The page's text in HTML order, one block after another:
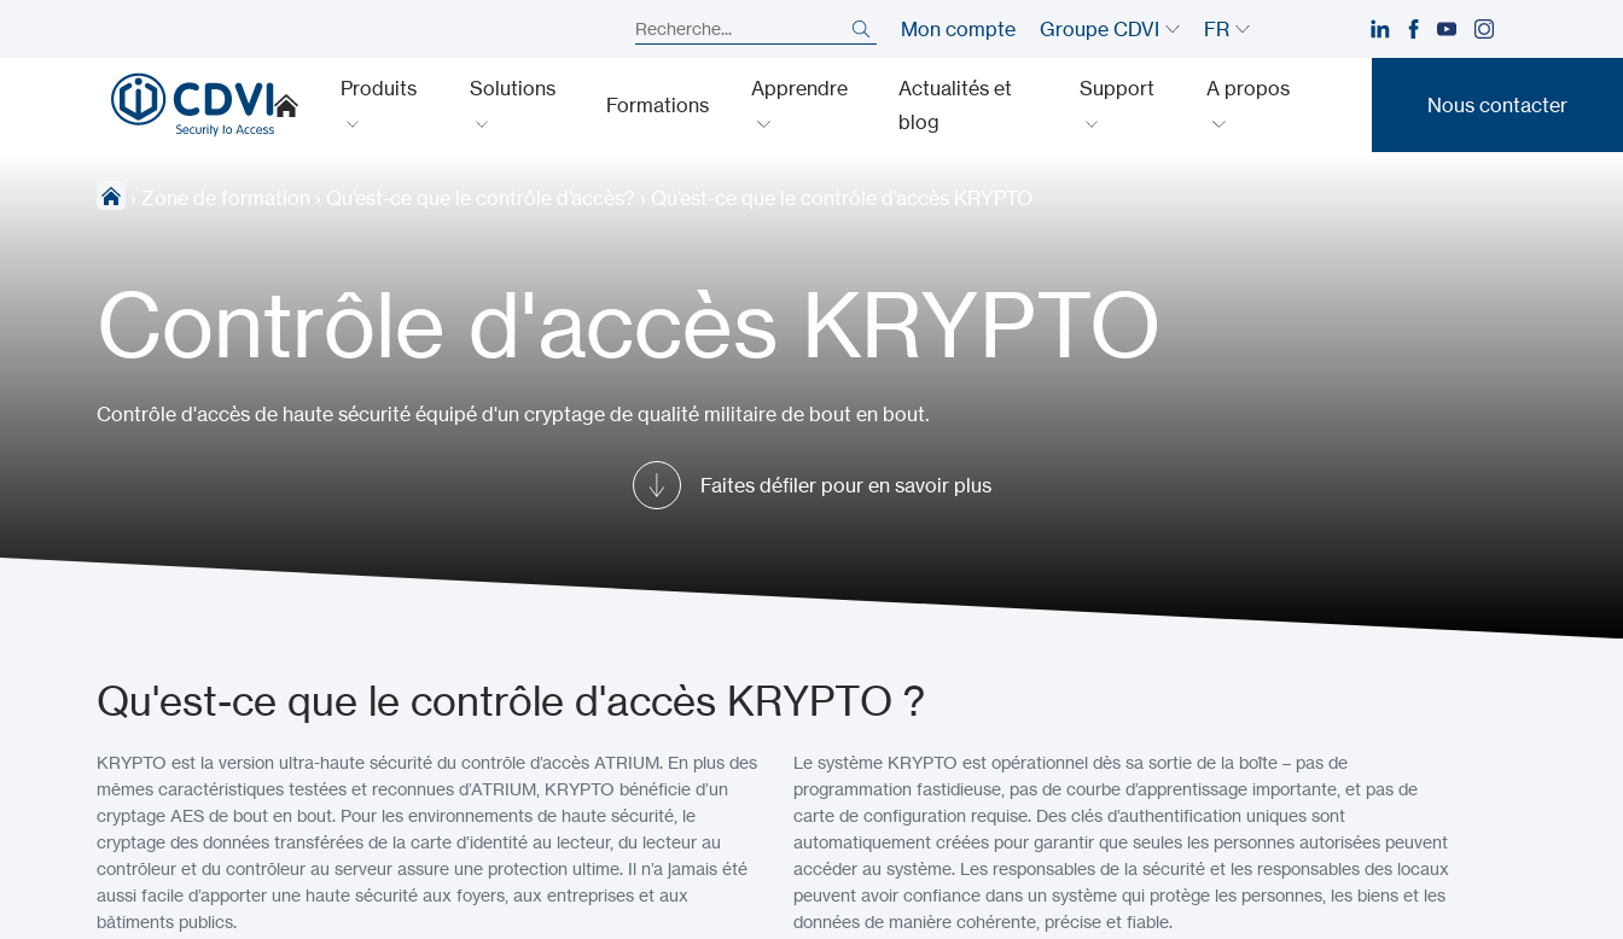
Mon compte Groupe CDVI FR
Produits Solutions
Formations
Apprendre
Actualités et
blog
Support A propos
Nous contacter
› Zone de formation › Qu’est-ce que le contrôle d’accès? › Qu’est-ce que le contrôle d’accès KRYPTO
Contrôle d'accès KRYPTO
Contrôle d'accès de haute sécurité équipé d'un cryptage de qualité militaire de bout en bout.
Faites défiler pour en savoir plus
Qu'est-ce que le contrôle d'accès KRYPTO ?
KRYPTO est la version ultra-haute sécurité du contrôle d’accès ATRIUM. En plus des
mêmes caractéristiques testées et reconnues d’ATRIUM, KRYPTO bénéficie d’un
cryptage AES de bout en bout. Pour les environnements de haute sécurité, le
cryptage des données transférées de la carte d’identité au lecteur, du lecteur au
contrôleur et du contrôleur au serveur assure une protection ultime. Il n’a jamais été
aussi facile d’apporter une haute sécurité aux foyers, aux entreprises et aux
bâtiments publics.
Le système KRYPTO est opérationnel dès sa sortie de la boîte – pas de
programmation fastidieuse, pas de courbe d’apprentissage importante, et pas de
carte de configuration requise. Des clés d’authentification uniques sont
automatiquement créées pour garantir que seules les personnes autorisées peuvent
accéder au système. Les responsables de la sécurité et les responsables des locaux
peuvent avoir confiance dans un système qui protège les personnes, les biens et les
données de manière cohérente, précise et fiable.